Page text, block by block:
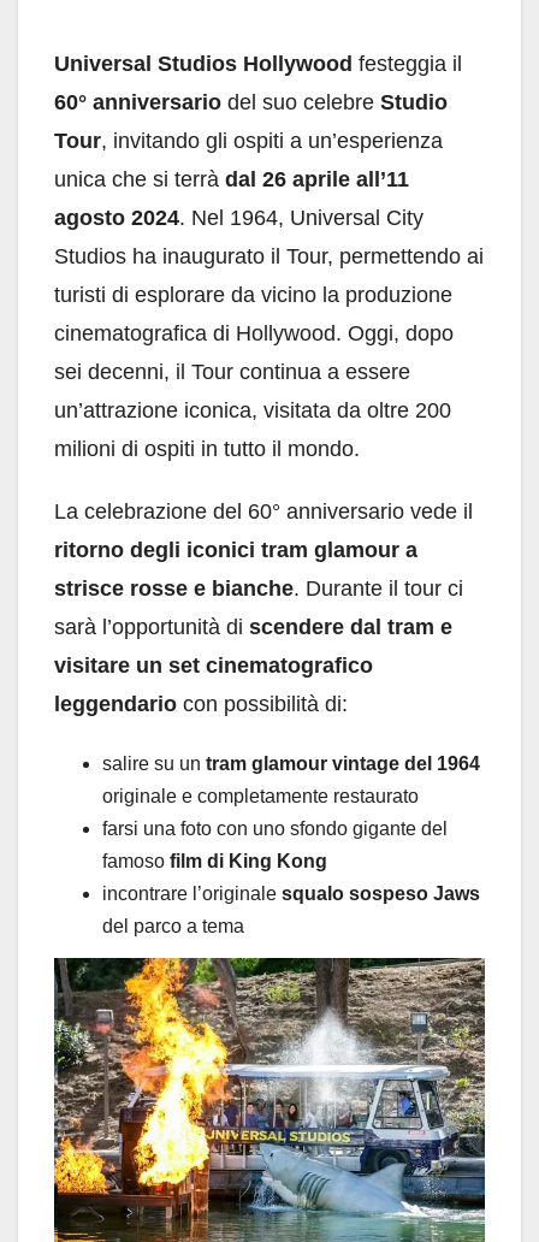
Universal Studios Hollywood festeggia il
60° anniversario del suo celebre Studio
Tour, invitando gli ospiti a un’esperienza
unica che si terrà dal 26 aprile all’11
agosto 2024. Nel 1964, Universal City
Studios ha inaugurato il Tour, permettendo ai
turisti di esplorare da vicino la produzione
cinematografica di Hollywood. Oggi, dopo
sei decenni, il Tour continua a essere
un’attrazione iconica, visitata da oltre 200
milioni di ospiti in tutto il mondo.
La celebrazione del 60° anniversario vede il
ritorno degli iconici tram glamour a
strisce rosse e bianche. Durante il tour ci
sarà l’opportunità di scendere dal tram e
visitare un set cinematografico
leggendario con possibilità di:
salire su un tram glamour vintage del 1964
originale e completamente restaurato
farsi una foto con uno sfondo gigante del
famoso film di King Kong
incontrare l’originale squalo sospeso Jaws
del parco a tema